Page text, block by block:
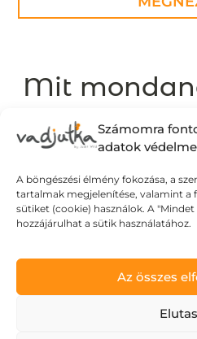
Számomra
adatok
A böngészési élmény fokozása, a
tartalmak megjelenítése, valamint a
sütiket (cookie) használok. A
hozzájárulhat a sütik használatához.
Az összes
Mit